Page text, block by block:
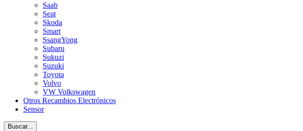
Saab
Seat
Skoda
Smart
SsangYong
Subaru
Sukuzi
Suzuki
Toyota
Volvo
VW Volkswagen
Otros Recambios Electrónicos
Sensor
Buscar...